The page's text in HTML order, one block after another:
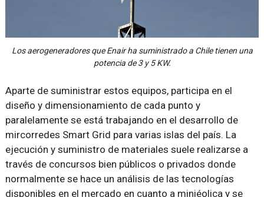
Los aerogeneradores que Enair ha suministrado a Chile tienen una
potencia de 3 y 5 KW.
Aparte de suministrar estos equipos, participa en el
diseño y dimensionamiento de cada punto y
paralelamente se está trabajando en el desarrollo de
mircorredes Smart Grid para varias islas del país. La
ejecución y suministro de materiales suele realizarse a
través de concursos bien públicos o privados donde
normalmente se hace un análisis de las tecnologías
disponibles en el mercado en cuanto a miniéolica y se